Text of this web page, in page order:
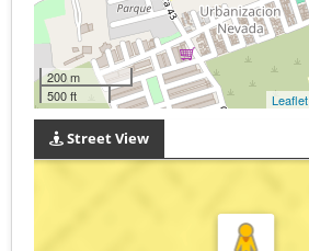
200 m
500 ft
Leaflet
Street View